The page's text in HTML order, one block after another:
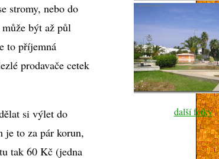
stromy, nebo do
být až půl
to příjemná
prodavače cetek
si výlet do
je to za pár korun,
tak 60 Kč (jedna
další fotky